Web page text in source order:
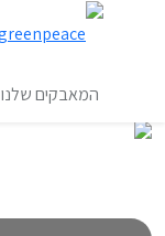
המאבקים שלנו